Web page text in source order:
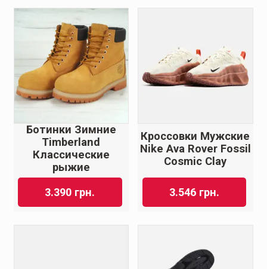
Ботинки Зимние
Timberland
Классические
рыжие
3.390 грн.
Кроссовки Мужские
Nike Ava Rover Fossil
Cosmic Clay
3.546 грн.